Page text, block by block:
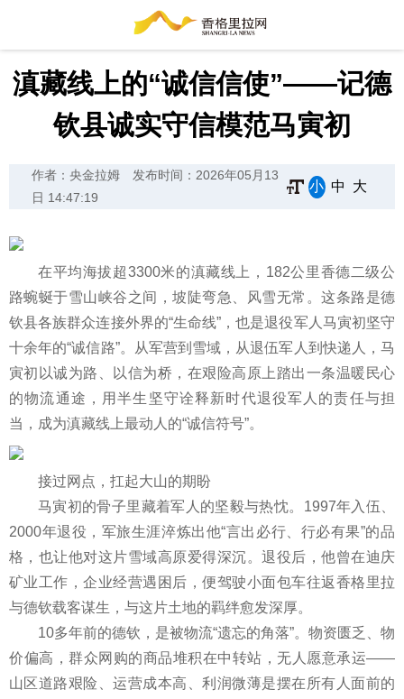
滇藏线上的“诚信信使”——记德
钦县诚实守信模范马寅初
作者：央金拉姆
发布时间：2026年05月13
日 14:47:19
小 中 大
在平均海拔超3300米的滇藏线上，182公里香德二级公
路蜿蜒于雪山峡谷之间，坡陡弯急、风雪无常。这条路是德
钦县各族群众连接外界的“生命线”，也是退役军人马寅初坚守
十余年的“诚信路”。从军营到雪域，从退伍军人到快递人，马
寅初以诚为路、以信为桥，在艰险高原上踏出一条温暖民心
的物流通途，用半生坚守诠释新时代退役军人的责任与担
当，成为滇藏线上最动人的“诚信符号”。
接过网点，扛起大山的期盼
马寅初的骨子里藏着军人的坚毅与热忱。1997年入伍、
2000年退役，军旅生涯淬炼出他“言出必行、行必有果”的品
格，也让他对这片雪域高原爱得深沉。退役后，他曾在迪庆
矿业工作，企业经营遇困后，便驾驶小面包车往返香格里拉
与德钦载客谋生，与这片土地的羁绊愈发深厚。
10多年前的德钦，是被物流“遗忘的角落”。物资匮乏、物
价偏高，群众网购的商品堆积在中转站，无人愿意承运——
山区道路艰险、运营成本高、利润微薄是摆在所有人面前的